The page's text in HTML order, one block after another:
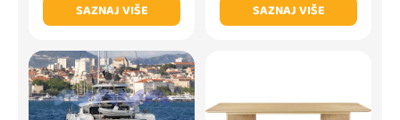
SAZNAJ VIŠE
SAZNAJ VIŠE